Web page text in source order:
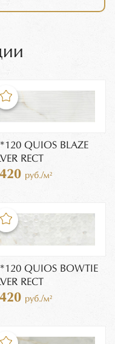
QUIOS BLAZE
RECT
руб./м²
QUIOS BOWTIE
RECT
руб./м²